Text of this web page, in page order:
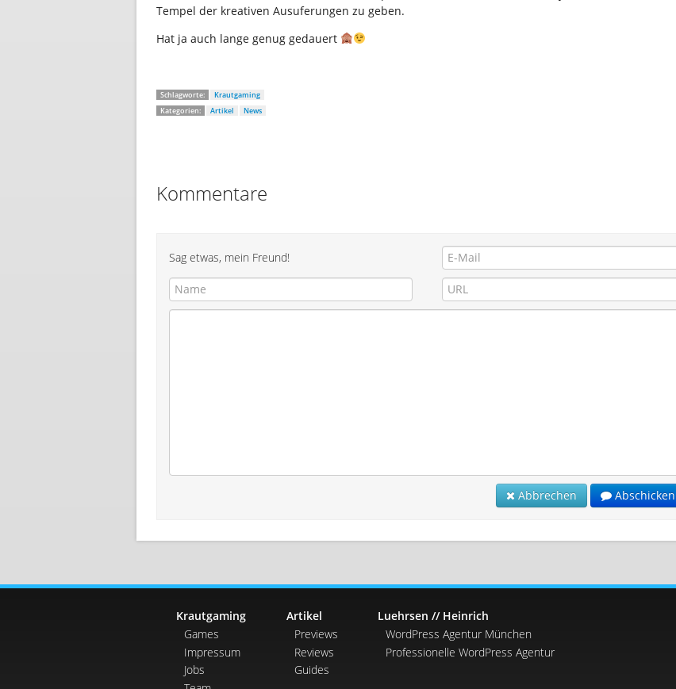
Tempel der kreativen Ausuferungen zu geben.
Hat ja auch lange genug gedauert
Schlagworte:
Krautgaming
Kategorien:
Artikel News
Kommentare
Sag etwas, mein Freund!
Abbrechen Abschicken
Krautgaming
Games
Impressum
Jobs
Artikel
Previews
Reviews
Guides
Luehrsen // Heinrich
WordPress Agentur München
Professionelle WordPress Agentur